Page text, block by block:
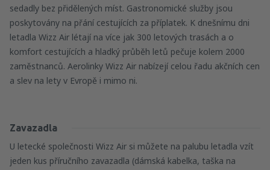
sedadly bez přidělených míst. Gastronomické služby jsou
poskytovány na přání cestujících za příplatek. K dnešnímu dni
letadla Wizz Air létají na více jak 300 letových trasách a o
komfort cestujících a hladký průběh letů pečuje kolem 2000
zaměstnanců. Aerolinky Wizz Air nabízejí celou řadu akčních cen
a slev na lety v Evropě i mimo ni.
Zavazadla
U letecké společnosti Wizz Air si můžete na palubu letadla vzít
jeden kus příručního zavazadla (dámská kabelka, taška na